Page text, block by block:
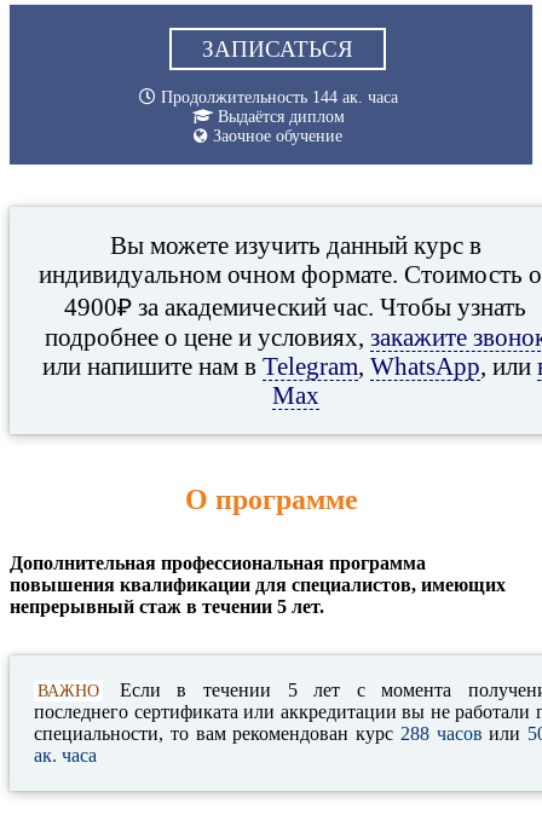
ЗАПИСАТЬСЯ
Продолжительность 144 ак. часа
Выдаётся диплом
Заочное обучение
Вы можете изучить данный курс в
индивидуальном очном формате. Стоимость
4900₽ за академический час. Чтобы узнать
подробнее о цене и условиях, закажите
или напишите нам в Telegram WhatsApp , или
Max
О программе
Дополнительная профессиональная программа
повышения квалификации для специалистов, имеющих
непрерывный стаж в течении 5 лет.
ВАЖНО
Если в течении 5 лет с момента
последнего сертификата или аккредитации вы не работали
специальности, то вам рекомендован курс 288 часов или
ак. часа